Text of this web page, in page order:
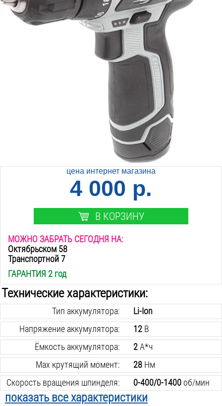
цена интернет магазина
4 000 р.
В КОРЗИНУ
МОЖНО ЗАБРАТЬ СЕГОДНЯ НА:
Октябрьском 58
Транспортной 7
ГАРАНТИЯ 2 год
Технические характеристики:
Тип аккумулятора:
Li-Ion
Напряжение аккумулятора:
12В
Ёмкость аккумулятора:
2А*ч
Max крутящий момент:
28Нм
Скорость вращения шпинделя:
0-400/0-1400об/мин
Количество скоростей:
2шт.
показать все характеристики